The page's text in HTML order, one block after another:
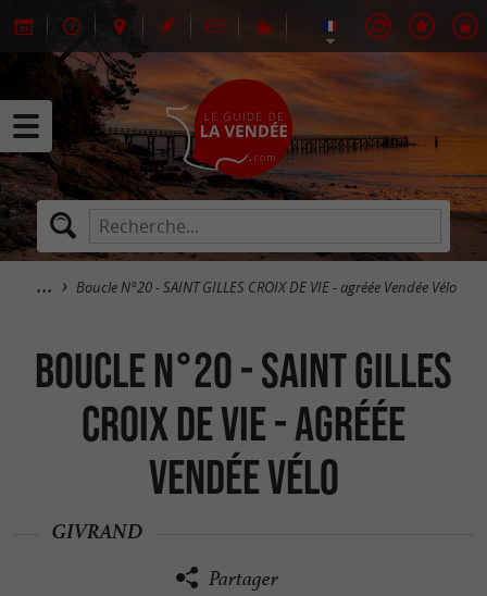
Boucle N°20 - SAINT GILLES CROIX DE VIE - agréée Vendée Vélo
Boucle N°20 - SAINT GILLES
CROIX DE VIE - agréée
Vendée Vélo
GIVRAND
Partager